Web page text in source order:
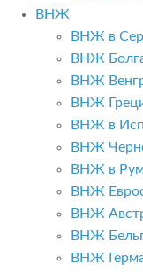
ВНЖ
ВНЖ в
ВНЖ
ВНЖ
ВНЖ
ВНЖ в
ВНЖ
ВНЖ в
ВНЖ
ВНЖ
ВНЖ
ВНЖ